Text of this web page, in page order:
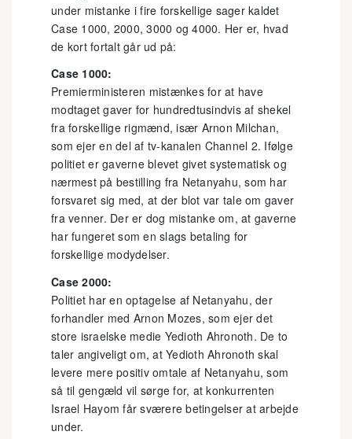
under mistanke i fire forskellige sager kaldet
Case 1000, 2000, 3000 og 4000. Her er, hvad
de kort fortalt går ud på:
Case 1000:
Premierministeren mistænkes for at have
modtaget gaver for hundredtusindvis af shekel
fra forskellige rigmænd, især Arnon Milchan,
som ejer en del af tv-kanalen Channel 2. Ifølge
politiet er gaverne blevet givet systematisk og
nærmest på bestilling fra Netanyahu, som har
forsvaret sig med, at der blot var tale om gaver
fra venner. Der er dog mistanke om, at gaverne
har fungeret som en slags betaling for
forskellige modydelser.
Case 2000:
Politiet har en optagelse af Netanyahu, der
forhandler med Arnon Mozes, som ejer det
store israelske medie Yedioth Ahronoth. De to
taler angiveligt om, at Yedioth Ahronoth skal
levere mere positiv omtale af Netanyahu, som
så til gengæld vil sørge for, at konkurrenten
Israel Hayom får sværere betingelser at arbejde
under.